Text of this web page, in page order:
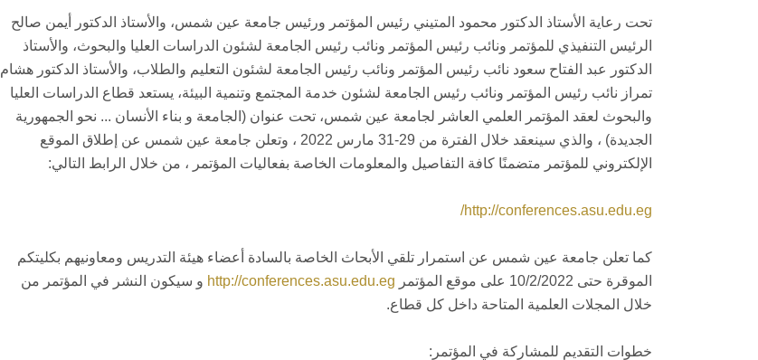
تحت رعاية الأستاذ الدكتور محمود المتيني رئيس المؤتمر ورئيس جامعة عين شمس، والأستاذ الدكتور أيمن صالح
الرئيس التنفيذي للمؤتمر ونائب رئيس المؤتمر ونائب رئيس الجامعة لشئون الدراسات العليا والبحوث، والأستاذ
الدكتور عبد الفتاح سعود نائب رئيس المؤتمر ونائب رئيس الجامعة لشئون التعليم والطلاب، والأستاذ الدكتور هشام
تمراز نائب رئيس المؤتمر ونائب رئيس الجامعة لشئون خدمة المجتمع وتنمية البيئة، يستعد قطاع الدراسات العليا
والبحوث لعقد المؤتمر العلمي العاشر لجامعة عين شمس، تحت عنوان (الجامعة و بناء الأنسان ... نحو الجمهورية
الجديدة) ، والذي سينعقد خلال الفترة من 29-31 مارس 2022 ، وتعلن جامعة عين شمس عن إطلاق الموقع
الإلكتروني للمؤتمر متضمنًا كافة التفاصيل والمعلومات الخاصة بفعاليات المؤتمر ، من خلال الرابط التالي:
http://conferences.asu.edu.eg/
كما تعلن جامعة عين شمس عن استمرار تلقي الأبحاث الخاصة بالسادة أعضاء هيئة التدريس ومعاونيهم بكليتكم
الموقرة حتى 10/2/2022 على موقع المؤتمر
http://conferences.asu.edu.eg و سيكون النشر في المؤتمر من
خلال المجلات العلمية المتاحة داخل كل قطاع.
خطوات التقديم للمشاركة في المؤتمر: